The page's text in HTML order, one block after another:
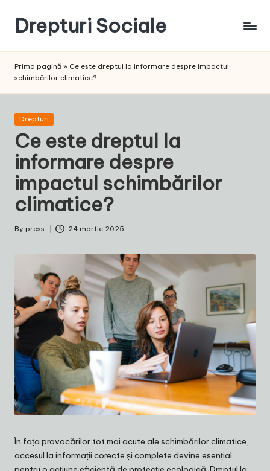
content
Drepturi Sociale
Sociale:
Schimbarea
Noastră!
Prima pagină » Ce este dreptul la informare despre impactul
schimbărilor climatice?
Posted
Drepturi
Ce este dreptul la
informare despre
impactul schimbărilor
climatice?
Posted
By press 24 martie 2025
În fața provocărilor tot mai acute ale schimbărilor climatice,
accesul la informații corecte și complete devine esențial